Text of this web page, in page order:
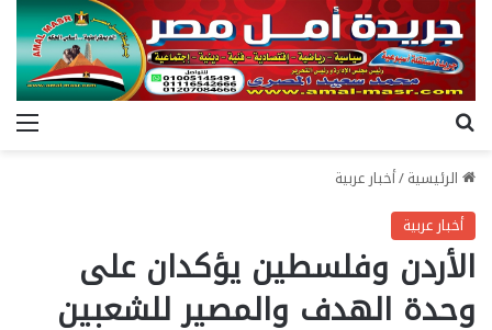
الرئيسية/أخبار عربية
أخبار عربية
الأردن وفلسطين يؤكدان على
وحدة الهدف والمصير للشعبين